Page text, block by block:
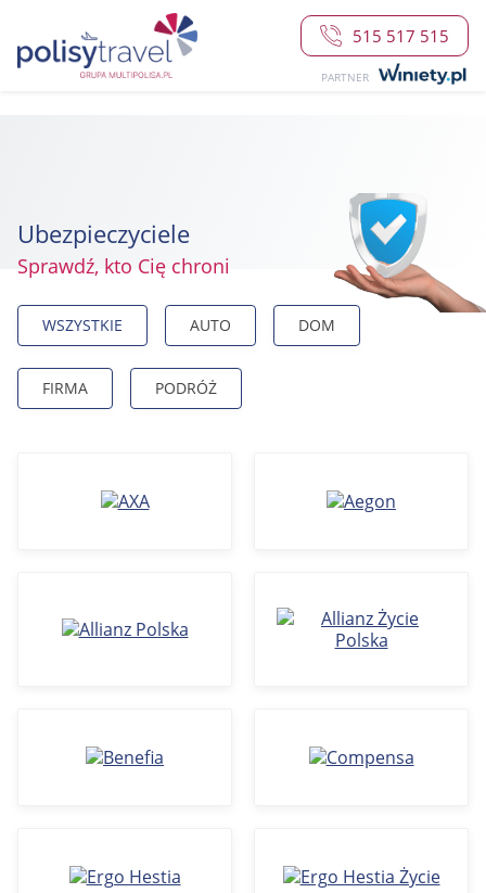
515 517 515
PARTNER
Ubezpieczyciele
Sprawdź, kto Cię chroni
WSZYSTKIE AUTO DOM
FIRMA PODRÓŻ